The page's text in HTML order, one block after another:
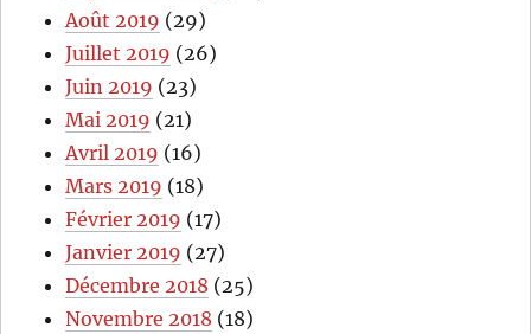
Août 2019 (29)
Juillet 2019 (26)
Juin 2019 (23)
Mai 2019 (21)
Avril 2019 (16)
Mars 2019 (18)
Février 2019 (17)
Janvier 2019 (27)
Décembre 2018 (25)
Novembre 2018 (18)